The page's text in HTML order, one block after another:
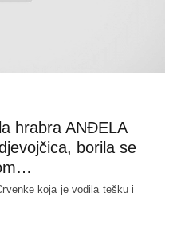
hrabra ANĐELA
borila se
koja je vodila tešku i